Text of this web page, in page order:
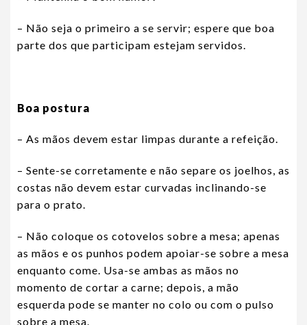
– Não seja o primeiro a se servir; espere que boa
parte dos que participam estejam servidos.
Boa postura
– As mãos devem estar limpas durante a refeição.
– Sente-se corretamente e não separe os joelhos, as
costas não devem estar curvadas inclinando-se
para o prato.
– Não coloque os cotovelos sobre a mesa; apenas
as mãos e os punhos podem apoiar-se sobre a mesa
enquanto come. Usa-se ambas as mãos no
momento de cortar a carne; depois, a mão
esquerda pode se manter no colo ou com o pulso
sobre a mesa.